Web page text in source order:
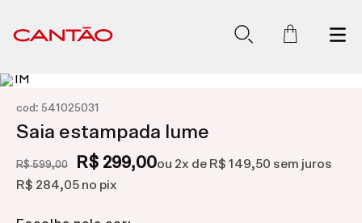
cod : 541025031
Saia estampada lume
R$ 599,00 R$ 299,00ou 2x de R$ 149,50 sem juros
R$ 284,05 no pix